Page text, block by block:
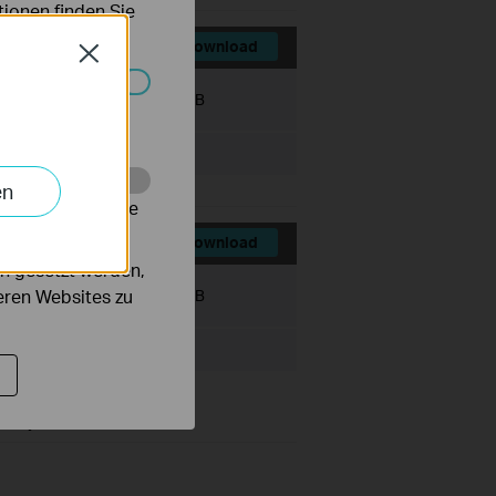
Download
Dateigröße: 7.33 MB
Download
Dateigröße: 7.95 MB
Close
finden Sie
nicht
um die
gesetzt werden,
Websites zu